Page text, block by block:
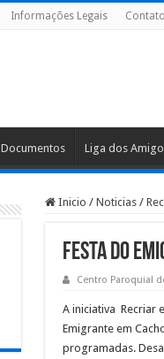
Informações Legais
Documentos Liga dos
Inicio / Noticias /
Festa do
Centro Paroquial
A iniciativa Recriar
Emigrante em
programadas.